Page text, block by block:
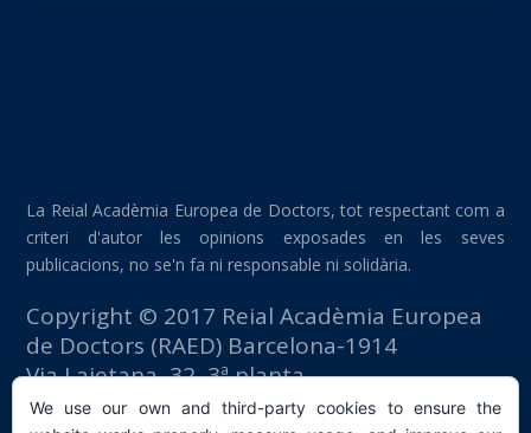
La Reial Acadèmia Europea de Doctors, tot respectant com a
criteri d'autor les opinions exposades en les seves
publicacions, no se'n fa ni responsable ni solidària.
Copyright © 2017 Reial Acadèmia Europea
de Doctors (RAED) Barcelona-1914
Via Laietana, 32, 3ª planta
Edifici Foment del Treball
We use our own and third-party cookies to ensure the